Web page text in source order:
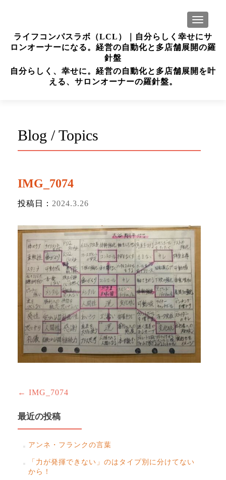
ナビゲ
ライフコンパスラボ（LCL）｜自分らしく幸せにサ
ロンオーナーになる。経営の自動化と多店舗展開の羅
針盤
自分らしく、幸せに。経営の自動化と多店舗展開を叶
える、サロンオーナーの羅針盤。
Blog / Topics
IMG_7074
投稿日： 2024.3.26
投
稿
ナ
ビ
ー
← IMG_7074
最近の投稿
アンネ・フランクの言葉
「力が発揮できない」のはタイプ別に分けてない
から！